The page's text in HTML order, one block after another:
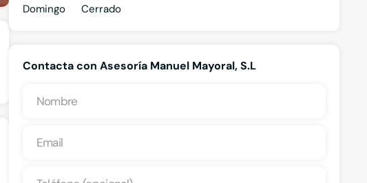
Domingo
Cerrado
Contacta con Asesoría Manuel Mayoral, S.L